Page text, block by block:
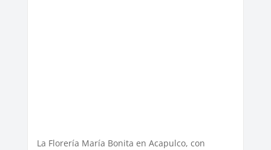
La Florería María Bonita en Acapulco, con